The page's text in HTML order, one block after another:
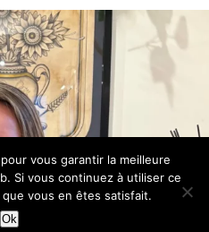
vous garantir la meilleure
Si vous continuez à utiliser ce
vous en êtes satisfait.
Ok